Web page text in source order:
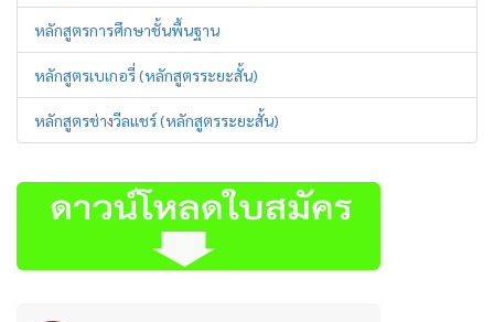
หลักสูตรการศึกษาชั้นพื้นฐาน
หลักสูตรเบเกอรี่ (หลักสูตรระยะสั้น)
หลักสูตรช่างวีลแชร์ (หลักสูตรระยะสั้น)